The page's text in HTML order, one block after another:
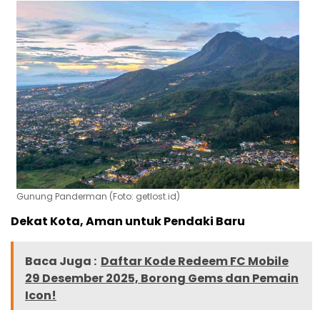
Gunung Panderman (Foto: getlost.id)
Dekat Kota, Aman untuk Pendaki Baru
Baca Juga : Daftar Kode Redeem FC Mobile
29 Desember 2025, Borong Gems dan Pemain
Icon!